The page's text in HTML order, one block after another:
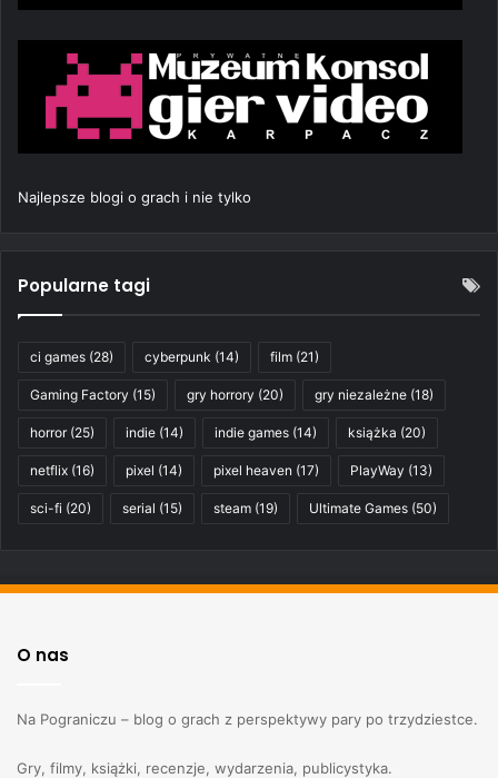
Najlepsze blogi o grach i nie tylko
Popularne tagi
ci games (28) cyberpunk (14) film (21)
Gaming Factory (15) gry horrory (20) gry niezależne (18)
horror(25) indie (14) indie games (14) książka (20)
netflix (16) pixel (14) pixel heaven (17) PlayWay (13)
sci-fi (20) serial (15) steam (19) Ultimate Games (50)
O nas
Na Pograniczu – blog o grach z perspektywy pary po trzydziestce.
Gry, filmy, książki, recenzje, wydarzenia, publicystyka.